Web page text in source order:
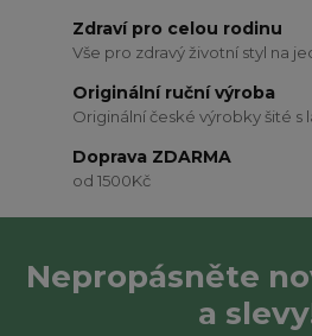
Zdraví pro celou rodinu
Vše pro zdravý životní styl na
Originální ruční výroba
Originální české výrobky šité s
Doprava ZDARMA
od 1500Kč
Nepropásněte
a